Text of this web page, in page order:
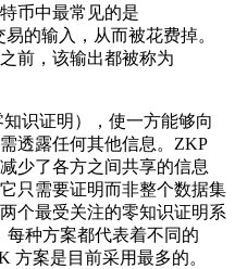
币中最常见的是
的输入，从而被花费掉。
前，该输出都被称为
知识证明），使一方能够向
透露任何其他信息。ZKP
少了各方之间共享的信息
只需要证明而非整个数据集
个最受关注的零知识证明系
每种方案都代表着不同的
方案是目前采用最多的。